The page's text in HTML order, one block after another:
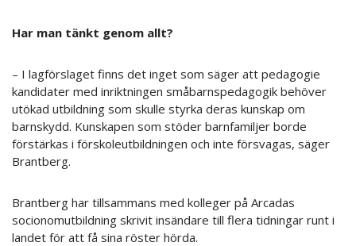
Har man tänkt genom allt?
– I lagförslaget finns det inget som säger att pedagogie
kandidater med inriktningen småbarnspedagogik behöver
utökad utbildning som skulle styrka deras kunskap om
barnskydd. Kunskapen som stöder barnfamiljer borde
förstärkas i förskoleutbildningen och inte försvagas, säger
Brantberg.
Brantberg har tillsammans med kolleger på Arcadas
socionomutbildning skrivit insändare till flera tidningar runt i
landet för att få sina röster hörda.